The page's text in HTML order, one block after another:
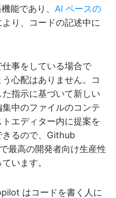
能であり、 AI ベースの
より、コードの記述中に
事をしている場合で
心配はありません。コ
指示に基づいて新しい
中のファイルのコンテ
エディター内に提案を
きるので、Github
最高の開発者向け生産性
います。
はコードを書く人に